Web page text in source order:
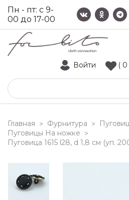
Пн - пт: с 9-
00 до 17-00
Войти ( 0
Главная > Фурнитура >
Пуговицы На ножке >
пуговица 1615 l28, d 1,8 см (уп.